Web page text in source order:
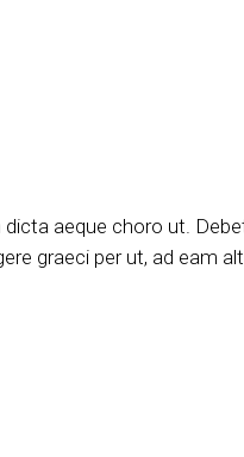
aeque choro ut.
graeci per ut, ad eam